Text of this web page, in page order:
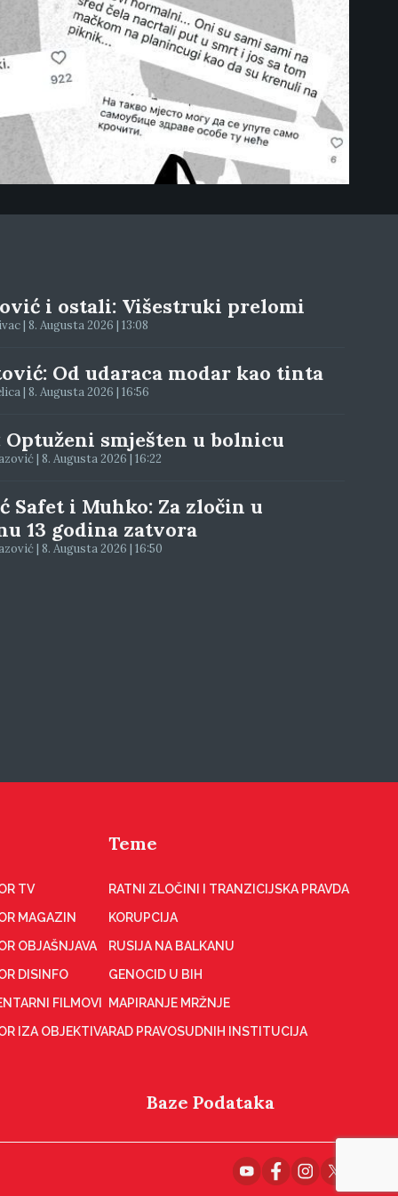
i ostali: Višestruki prelomi
| 8. Augusta 2026 | 13:08
Od udaraca modar kao tinta
| 8. Augusta 2026 | 16:56
Optuženi smješten u bolnicu
| 8. Augusta 2026 | 16:22
Safet i Muhko: Za zločin u
13 godina zatvora
| 8. Augusta 2026 | 16:50
TV
MAGAZIN
OBJAŠNJAVA
DISINFO
FILMOVI
IZA OBJEKTIVA
Teme
RATNI ZLOČINI I TRANZICIJSKA PRAVDA
KORUPCIJA
RUSIJA NA BALKANU
GENOCID U BIH
MAPIRANJE MRŽNJE
RAD PRAVOSUDNIH INSTITUCIJA
Baze Podataka